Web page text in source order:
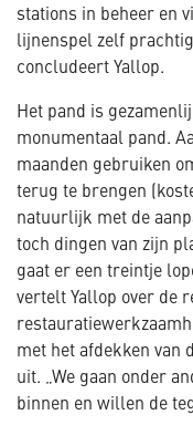
stations in beheer en
lijnenspel zelf
concludeert Yallop.
Het pand is
monumentaal pand.
maanden gebruiken
terug te brengen
natuurlijk met de
toch dingen van zijn
gaat er een treintje
vertelt Yallop over de
met het afdekken van
uit. „We gaan onder
binnen en willen de